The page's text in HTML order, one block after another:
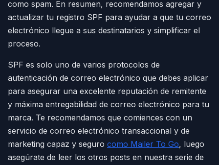
como spam. En resumen, recomendamos agregar y
actualizar tu registro SPF para ayudar a que tu correo
electrónico llegue a sus destinatarios y simplificar el
proceso.
SPF es solo uno de varios protocolos de
autenticación de correo electrónico que debes aplicar
para asegurar una excelente reputación de remitente
y máxima entregabilidad de correo electrónico para tu
marca. Te recomendamos que comiences con un
servicio de correo electrónico transaccional y de
marketing capaz y seguro como Mailer To Go, luego
asegúrate de leer los otros posts en nuestra serie de